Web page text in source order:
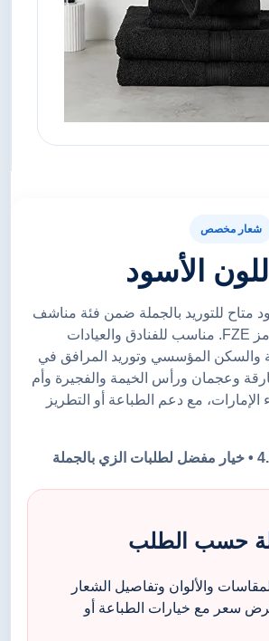
شعار مخصص
الأسود
متاح للتوريد بالجملة ضمن فئة مناشف
من أورينت يونيفورمز FZE. مناسب للفنادق والعيادات
والسكن المؤسسي وتوريد المرافق في
وعجمان ورأس الخيمة والفجيرة وأم
الإمارات، مع دعم الطباعة أو التطريز
حسب الطلب
والألوان وتفاصيل الشعار
سعر مع خيارات الطباعة أو